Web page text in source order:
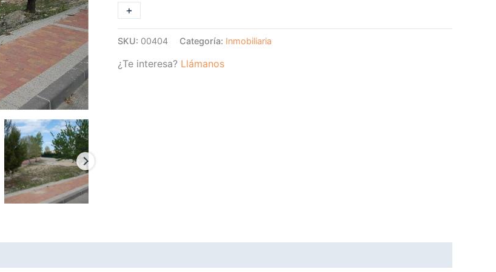
-
cantidad
+
SKU: 00404 Categoría: Inmobiliaria
¿Te interesa? Llámanos